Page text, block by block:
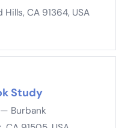
CA 91364, USA
Study
Burbank